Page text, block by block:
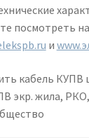
посмотреть
и
кабель КУПВ
экр. жила,